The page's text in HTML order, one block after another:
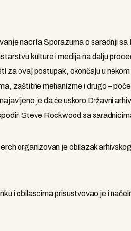
nacrta Sporazuma o saradnji
kulture i medija na dalju
za ovaj postupak, okončaju u
zaštitne mehanizme i drugo –
je da će uskoro Državni
Steve Rockwood sa
organizovan je obilazak
i obilascima prisustvovao je i